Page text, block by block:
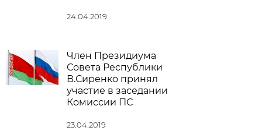
24.04.2019
Член Президиума
Совета Республики
В.Сиренко принял
участие в заседании
Комиссии ПС
23.04.2019